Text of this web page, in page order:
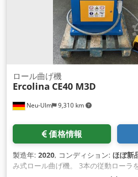
Neu-Ulm 9,310 km
ロール曲げ機
Ercolina CE40 M3D
価格情報
製造年: 2020, コンディション: ほぼ新
み式ロール曲げ機。 3本の従動ローラ